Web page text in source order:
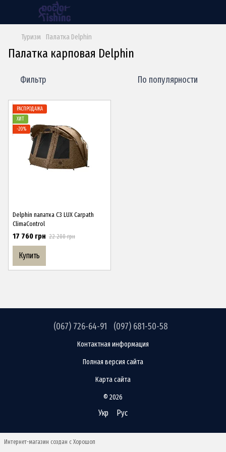
Туризм Палатка Delphin
Палатка карповая Delphin
Фильтр По популярности
РАСПРОДАЖА
ХИТ
−20%
Delphin палатка C3 LUX Carpath
ClimaControl
17 760 грн 22 200 грн
Купить
(067) 726-64-91 (097) 681-50-58
Контактная информация
Полная версия сайта
Карта сайта
© 2026
Укр Рус
Интернет-магазин создан с Хорошоп